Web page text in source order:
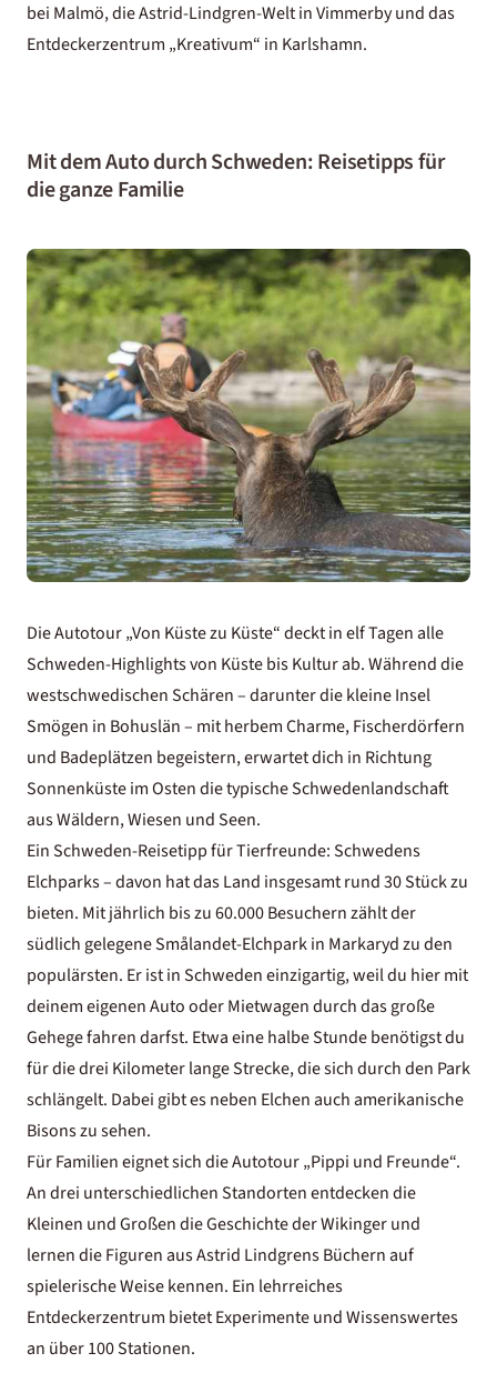
bei Malmö, die Astrid-Lindgren-Welt in Vimmerby und das
Entdeckerzentrum „Kreativum“ in Karlshamn.
Mit dem Auto durch Schweden: Reisetipps für
die ganze Familie
Die Autotour „Von Küste zu Küste“ deckt in elf Tagen alle
Schweden-Highlights von Küste bis Kultur ab. Während die
westschwedischen Schären – darunter die kleine Insel
Smögen in Bohuslän – mit herbem Charme, Fischerdörfern
und Badeplätzen begeistern, erwartet dich in Richtung
Sonnenküste im Osten die typische Schwedenlandschaft
aus Wäldern, Wiesen und Seen.
Ein Schweden-Reisetipp für Tierfreunde: Schwedens
Elchparks – davon hat das Land insgesamt rund 30 Stück zu
bieten. Mit jährlich bis zu 60.000 Besuchern zählt der
südlich gelegene Smålandet-Elchpark in Markaryd zu den
populärsten. Er ist in Schweden einzigartig, weil du hier mit
deinem eigenen Auto oder Mietwagen durch das große
Gehege fahren darfst. Etwa eine halbe Stunde benötigst du
für die drei Kilometer lange Strecke, die sich durch den Park
schlängelt. Dabei gibt es neben Elchen auch amerikanische
Bisons zu sehen.
Für Familien eignet sich dieAutotour „Pippi und Freunde“.
An drei unterschiedlichen Standorten entdecken die
Kleinen und Großen die Geschichte der Wikinger und
lernen die Figuren aus Astrid Lindgrens Büchern auf
spielerische Weise kennen. Ein lehrreiches
Entdeckerzentrum bietet Experimente und Wissenswertes
an über 100 Stationen.